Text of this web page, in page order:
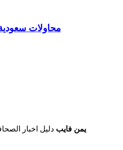
محاولات
يمن فايب دليل اخبار